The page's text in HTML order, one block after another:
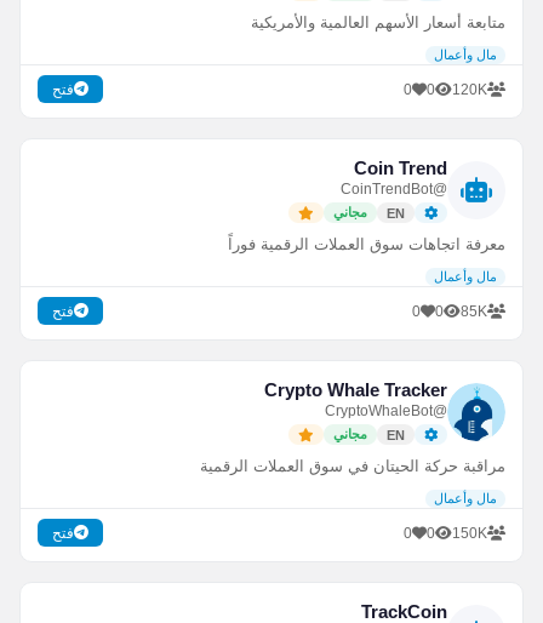
متابعة أسعار الأسهم العالمية والأمريكية
مال وأعمال
120K
0
0 فتح
Coin Trend
@CoinTrendBot
EN مجاني
معرفة اتجاهات سوق العملات الرقمية فوراً
مال وأعمال
85K
0
0 فتح
Crypto Whale Tracker
@CryptoWhaleBot
EN مجاني
مراقبة حركة الحيتان في سوق العملات الرقمية
مال وأعمال
150K
0
0 فتح
TrackCoin